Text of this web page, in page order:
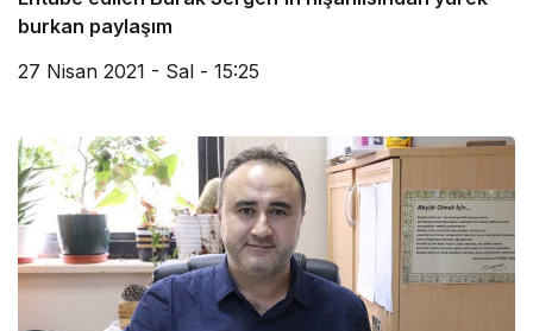
burkan paylaşım
27 Nisan 2021 - Sal - 15:25